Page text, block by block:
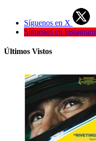
Síguenos en X
Síguenos en Instagram
Últimos Vistos